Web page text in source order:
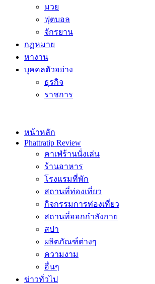
มวย
ฟุตบอล
จักรยาน
กฏหมาย
หางาน
บุคคลตัวอย่าง
ธุรกิจ
ราชการ
หน้าหลัก
Phattratip Review
คาเฟ่ร้านนั่งเล่น
ร้านอาหาร
โรงแรมที่พัก
สถานที่ท่องเที่ยว
กิจกรรมการท่องเที่ยว
สถานที่ออกกำลังกาย
สปา
ผลิตภัณฑ์ต่างๆ
ความงาม
อื่นๆ
ข่าวทั่วไป